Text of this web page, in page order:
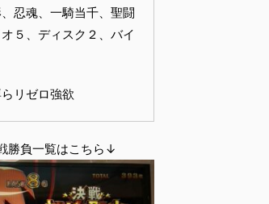
忍魂、一騎当千、聖闘
５、ディスク２、バイ
リゼロ強欲
勝負一覧はこちら↓